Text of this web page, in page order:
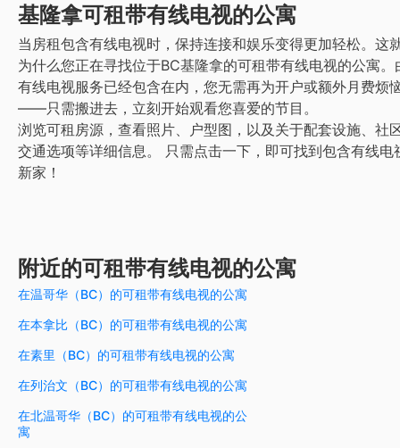
基隆拿可租带有线电视的公寓
当房租包含有线电视时，保持连接和娱乐变得更加轻松。这
为什么您正在寻找位于BC基隆拿的可租带有线电视的公寓。
有线电视服务已经包含在内，您无需再为开户或额外月费烦
——只需搬进去，立刻开始观看您喜爱的节目。
浏览可租房源，查看照片、户型图，以及关于配套设施、社
交通选项等详细信息。
只需点击一下，即可找到包含有线电
新家！
附近的可租带有线电视的公寓
在温哥华（BC）的可租带有线电视的公寓
在本拿比（BC）的可租带有线电视的公寓
在素里（BC）的可租带有线电视的公寓
在列治文（BC）的可租带有线电视的公寓
在北温哥华（BC）的可租带有线电视的公
寓